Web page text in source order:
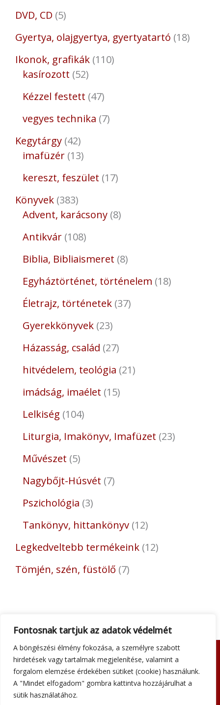
Fontosnak tartjuk az adatok védelmét
A böngészési élmény fokozása, a személyre szabott
hirdetések vagy tartalmak megjelenítése, valamint a
forgalom elemzése érdekében sütiket (cookie) használunk.
A "Mindet elfogadom" gombra kattintva hozzájárulhat a
sütik használatához.
DVD, CD 5
Gyertya, olajgyertya, gyertyatartó 18
Ikonok, grafikák 110
kasírozott 52
Kézzel festett 47
vegyes technika 7
Kegytárgy 42
imafüzér 13
kereszt, feszület 17
Könyvek 383
Advent, karácsony 8
Antikvár 108
Biblia, Bibliaismeret 8
Egyháztörténet, történelem 18
Életrajz, történetek 37
Gyerekkönyvek 23
Házasság, család 27
hitvédelem, teológia 21
imádság, imaélet 15
Lelkiség 104
Liturgia, Imakönyv, Imafüzet 23
Művészet 5
Nagybőjt-Húsvét 7
Pszichológia 3
Tankönyv, hittankönyv 12
Legkedveltebb termékeink 12
Tömjén, szén, füstölő 7
Adatkezelési tájékoztató
Általános szerződési feltételek